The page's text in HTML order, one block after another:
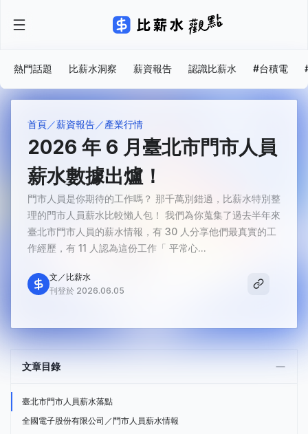
熱門話題 比薪水洞察 薪資報告 認識比薪水 #台積電
首頁 薪資報告 產業行情
2026 年 6 月臺北市門市人員
薪水數據出爐！
門市人員是你期待的工作嗎？ 那千萬別錯過，比薪水特別整
理的門市人員薪水比較懶人包！ 我們為你蒐集了過去半年來
臺北市門市人員的薪水情報，有 30 人分享他們最真實的工
作經歷，有 11 人認為這份工作「 平常心...
文／比薪水
刊登於 2026.06.05
文章目錄
臺北市門市人員薪水落點
全國電子股份有限公司／門市人員薪水情報